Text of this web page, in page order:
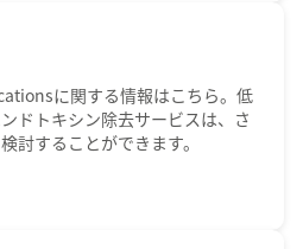
に関する情報はこちら。低
ドトキシン除去サービスは、さ
討することができます。